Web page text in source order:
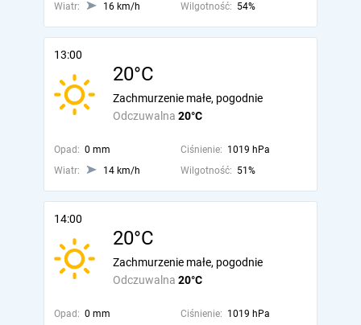
Wiatr:
16 km/h Wilgotność: 54%
13:00
20°C
Odczuwalna 20°C
Zachmurzenie małe, pogodnie
Opad: 0 mm Ciśnienie: 1019 hPa
Wiatr:
14 km/h Wilgotność: 51%
14:00
20°C
Odczuwalna 20°C
Zachmurzenie małe, pogodnie
Opad: 0 mm Ciśnienie: 1019 hPa